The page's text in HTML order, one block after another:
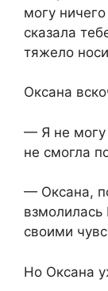
могу
сказала
тяжело
Оксана
— Я не
не смогла
— Оксана,
своими
Но Оксана